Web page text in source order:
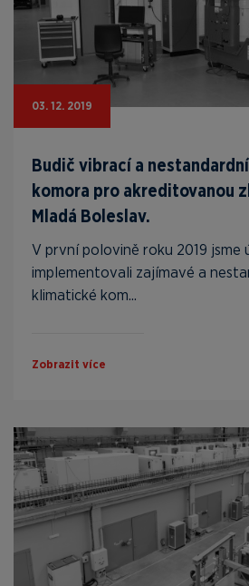
03. 12. 2019
Budič vibrací a
komora pro akreditovanou
Mladá Boleslav.
V první polovině roku 2019 jsme
implementovali zajímavé a
klimatické kom...
Zobrazit více